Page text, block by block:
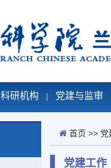
科研机构 | 党建与监审
首页 >> 党
党建工作